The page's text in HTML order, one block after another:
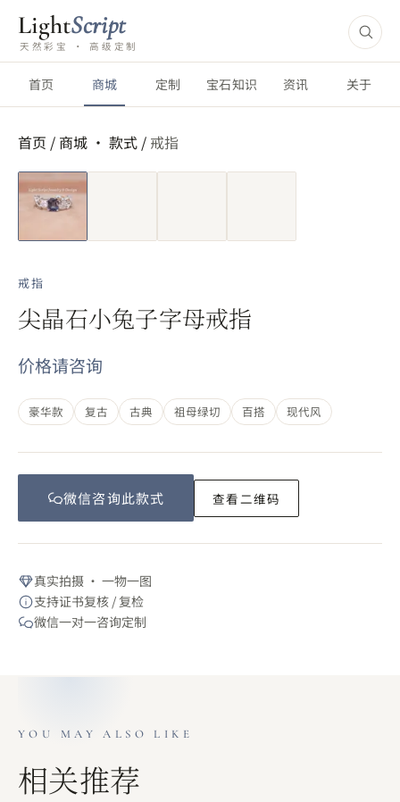
LightScript
天然彩宝 · 高级定制
首页 商城 定制 宝石知识 资讯 关于
首页 / 商城 · 款式 / 戒指
短视频
戒指
尖晶石小兔子字母戒指
价格请咨询
豪华款 复古 古典 祖母绿切 百搭 现代风
微信咨询此款式 查看二维码
真实拍摄 · 一物一图
支持证书复核 / 复检
微信一对一咨询定制
YOU MAY ALSO LIKE
相关推荐